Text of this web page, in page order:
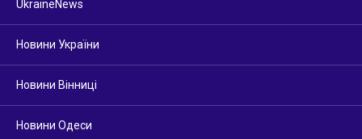
UkraineNews
Новини України
Новини Вінниці
Новини Одеси